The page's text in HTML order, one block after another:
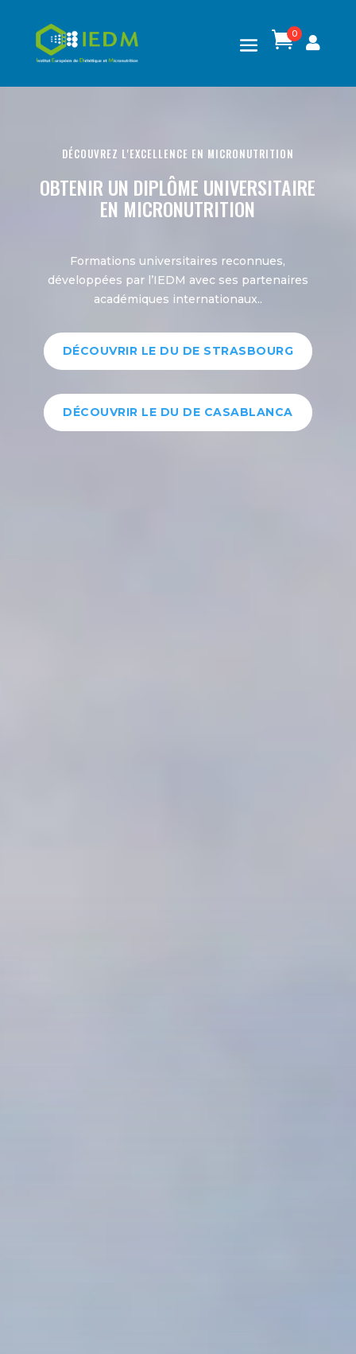
0

DÉCOUVREZ L'EXCELLENCE EN MICRONUTRITION
OBTENIR UN DIPLÔME UNIVERSITAIRE
EN MICRONUTRITION
Formations universitaires reconnues,
développées par l’IEDM avec ses partenaires
académiques internationaux..
DÉCOUVRIR LE DU DE STRASBOURG
DÉCOUVRIR LE DU DE CASABLANCA